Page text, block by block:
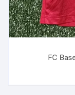
FC